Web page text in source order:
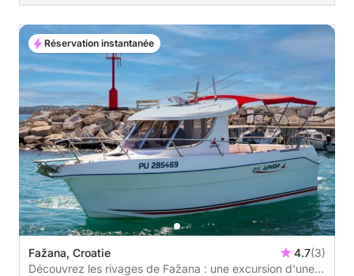
Fažana, Croatie 4.7(3)
Découvrez les rivages de Fažana : une excursion d'une
Réservation instantanée